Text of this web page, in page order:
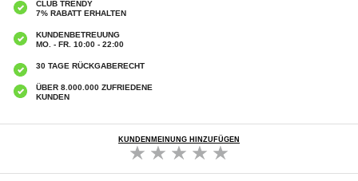
CLUB TRENDY
7% RABATT ERHALTEN
KUNDENBETREUUNG
MO. - FR. 10:00 - 22:00
30 TAGE RÜCKGABERECHT
ÜBER 8.000.000 ZUFRIEDENE
KUNDEN
KUNDENMEINUNG HINZUFÜGEN